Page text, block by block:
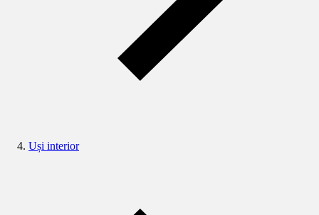
Uși interior